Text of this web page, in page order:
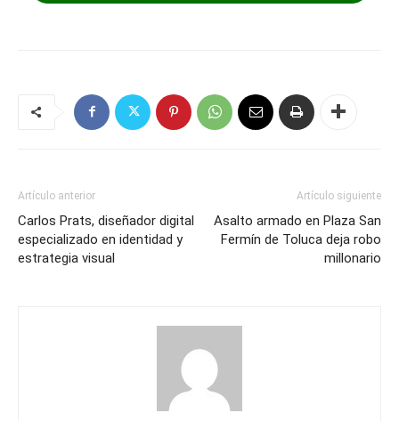
Artículo anterior
Carlos Prats, diseñador digital
especializado en identidad y
estrategia visual
Artículo siguiente
Asalto armado en Plaza San
Fermín de Toluca deja robo
millonario